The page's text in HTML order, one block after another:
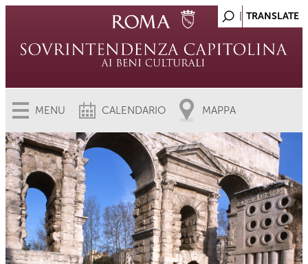
MENU CALENDARIO MAPPA